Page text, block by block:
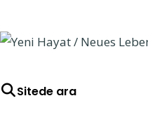
Sitede ara